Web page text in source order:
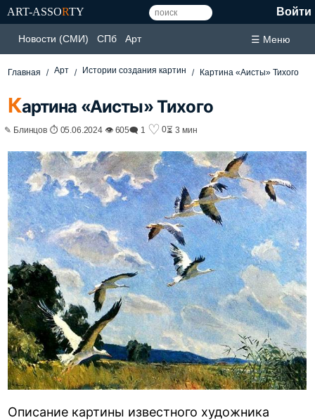
ART-ASSORTY Войти
Новости (СМИ) СПб Арт ☰ Меню
Главная Арт Истории создания картин Картина «Аисты» Тихого
Картина «Аисты» Тихого
✎ Блинцов ⏱ 05.06.2024 👁 605🗨 1 ♡ 0⏳ 3 мин
Описание картины известного художника